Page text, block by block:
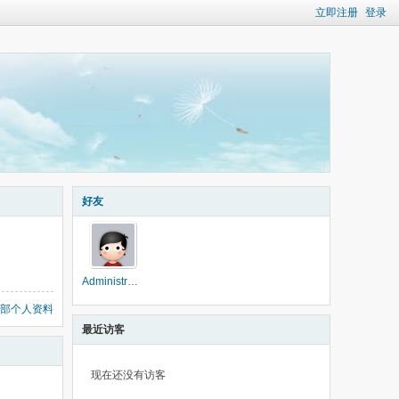
立即注册 登录
个人资料
好友
Administrator
最近访客
现在还没有访客